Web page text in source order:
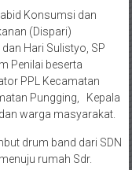
Konsumsi dan
(Dispari)
Hari Sulistyo, SP
Penilai beserta
PPL Kecamatan
Pungging, Kepala
warga masyarakat.
drum band dari SDN
rumah Sdr.